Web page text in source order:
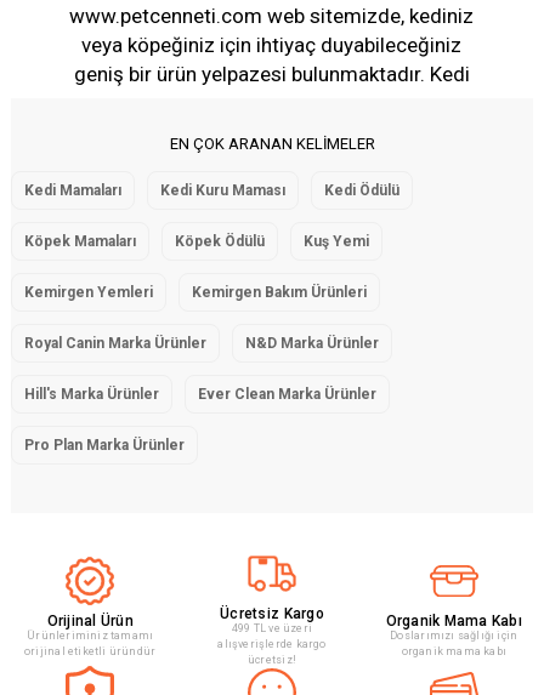
www.petcenneti.com web sitemizde, kediniz
veya köpeğiniz için ihtiyaç duyabileceğiniz
geniş bir ürün yelpazesi bulunmaktadır. Kedi
kedi ödülleri
ürünleri ve kedi vitaminleri yer almaktadır.
Köpek ürünleri ise köpek kuru maması,
ödülleri
köpek eğitim ürünlerive köpek
sunmaktadır.
olarak formüle edilmiş olan ürünlerimiz yüksek
yaşam sürmelerine yardımcı olur.
sağlığını korumak için ihtiyaç duyduğunuz diğer
ürünleri de web sitemizde bulabilirsiniz.
Kedinizin veya köpeğinizin mutlu ve sağlıklı bir
yaşam sürmesi için doğru ürünleri seçmek
EN ÇOK ARANAN KELİMELER
Kedi Mamaları Kedi Kuru Maması Kedi Ödülü
Köpek Mamaları Köpek Ödülü Kuş Yemi
Kemirgen Yemleri Kemirgen Bakım Ürünleri
Royal Canin Marka Ürünler N&D Marka Ürünler
Hill's Marka Ürünler Ever Clean Marka Ürünler
Pro Plan Marka Ürünler
Orijinal Ürün
Ürünleriminiz tamamı
orijinal etiketli üründür
Ücretsiz Kargo
499 TL ve üzeri
alışverişlerde kargo
ücretsiz!
Organik Mama Kabı
Doslarımızı sağlığı için
organik mama kabı